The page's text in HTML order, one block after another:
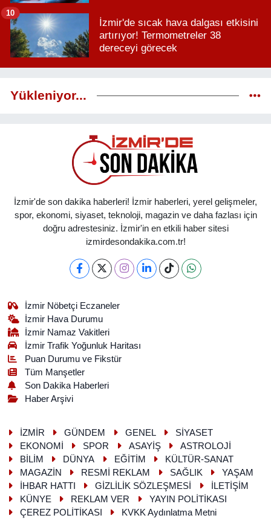
İzmir'de sıcak hava dalgası etkisini
artırıyor! Termometreler 38
dereceyi görecek
10
Yükleniyor...
İzmir'de son dakika haberleri! İzmir haberleri, yerel gelişmeler,
spor, ekonomi, siyaset, teknoloji, magazin ve daha fazlası için
doğru adrestesiniz. İzmir'in en etkili haber sitesi
izmirdesondakika.com.tr!
İzmir Nöbetçi Eczaneler
İzmir Hava Durumu
İzmir Namaz Vakitleri
İzmir Trafik Yoğunluk Haritası
Puan Durumu ve Fikstür
Tüm Manşetler
Son Dakika Haberleri
Haber Arşivi
İZMİR GÜNDEM GENEL
SİYASET
EKONOMİ
SPOR ASAYİŞ
ASTROLOJİ
BİLİM
DÜNYA EĞİTİM
KÜLTÜR-SANAT
MAGAZİN
RESMİ REKLAM SAĞLIK
YAŞAM
İHBAR HATTI
GİZLİLİK SÖZLEŞMESİ
İLETİŞİM
KÜNYE
REKLAM VER
YAYIN POLİTİKASI
ÇEREZ POLİTİKASI
KVKK Aydınlatma Metni